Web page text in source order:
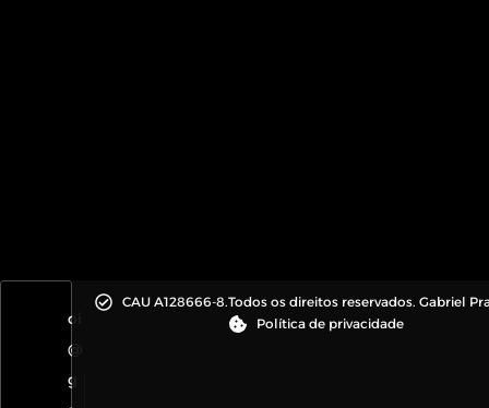
oi
@
g
CAU A128666-8.Todos os direitos reservados. Gabriel
Política de privacidade